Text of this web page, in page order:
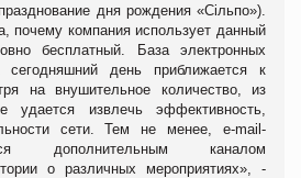
дня рождения «Сільпо»).
почему компания использует данный
бесплатный. База электронных
сегодняшний день приближается к
на внушительное количество, из
удается извлечь эффективность,
сети. Тем не менее, e-mail-
дополнительным каналом
о различных мероприятиях», -